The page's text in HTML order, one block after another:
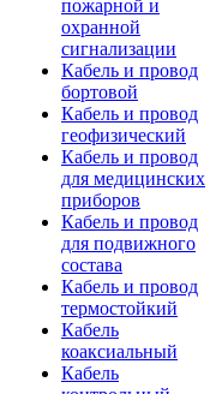
пожарной и
охранной
сигнализации
Кабель и провод
бортовой
Кабель и провод
геофизический
Кабель и провод
для медицинских
приборов
Кабель и провод
для подвижного
состава
Кабель и провод
термостойкий
Кабель
коаксиальный
Кабель